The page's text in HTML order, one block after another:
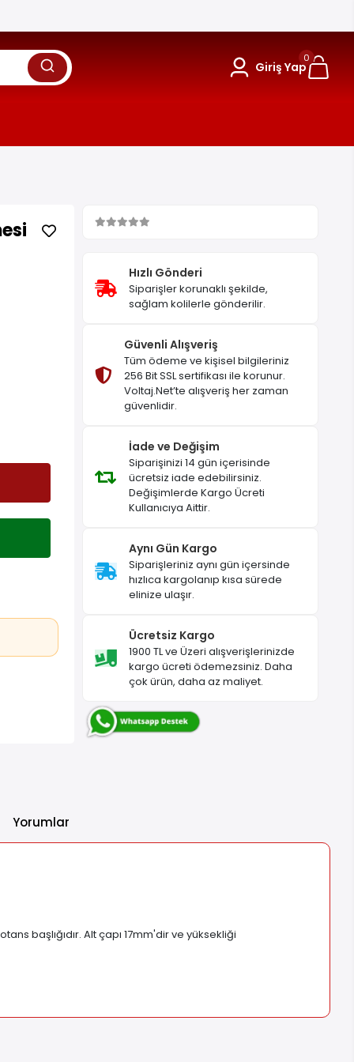
Giriş Yap
0
Hızlı Gönderi
Siparişler korunaklı şekilde,
sağlam kolilerle gönderilir.
Güvenli Alışveriş
Tüm ödeme ve kişisel bilgileriniz
256 Bit SSL sertifikası ile korunur.
Voltaj.Net’te alışveriş her zaman
güvenlidir.
İade ve Değişim
Siparişinizi 14 gün içerisinde
ücretsiz iade edebilirsiniz.
Değişimlerde Kargo Ücreti
Kullanıcıya Aittir.
Aynı Gün Kargo
Siparişleriniz aynı gün içersinde
hızlıca kargolanıp kısa sürede
elinize ulaşır.
Ücretsiz Kargo
1900 TL ve Üzeri alışverişlerinizde
kargo ücreti ödemezsiniz. Daha
çok ürün, daha az maliyet.
Yorumlar
başlığıdır. Alt çapı 17mm'dir ve yüksekliği